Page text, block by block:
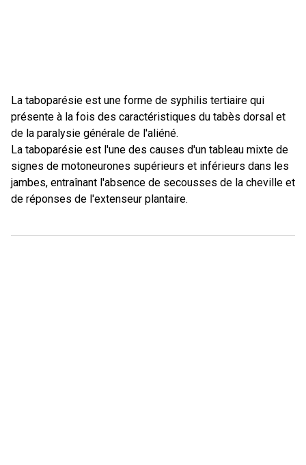
La taboparésie est une forme de syphilis tertiaire qui
présente à la fois des caractéristiques du tabès dorsal et
de la paralysie générale de l'aliéné.
La taboparésie est l'une des causes d'un tableau mixte de
signes de motoneurones supérieurs et inférieurs dans les
jambes, entraînant l'absence de secousses de la cheville et
de réponses de l'extenseur plantaire.